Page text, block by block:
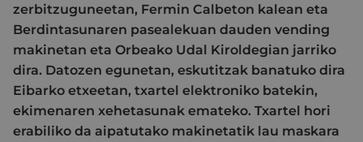
zerbitzuguneetan, Fermin Calbeton kalean eta
Berdintasunaren pasealekuan dauden vending
makinetan eta Orbeako Udal Kiroldegian jarriko
dira. Datozen egunetan, eskutitzak banatuko dira
Eibarko etxeetan, txartel elektroniko batekin,
ekimenaren xehetasunak emateko. Txartel hori
erabiliko da aipatutako makinetatik lau maskara